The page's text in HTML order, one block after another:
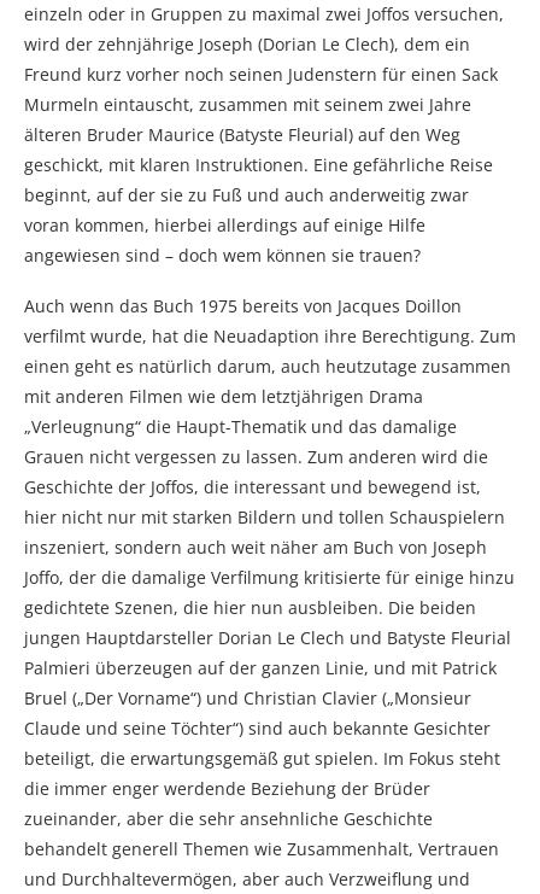
einzeln oder in Gruppen zu maximal zwei Joffos versuchen,
wird der zehnjährige Joseph (Dorian Le Clech), dem ein
Freund kurz vorher noch seinen Judenstern für einen Sack
Murmeln eintauscht, zusammen mit seinem zwei Jahre
älteren Bruder Maurice (Batyste Fleurial) auf den Weg
geschickt, mit klaren Instruktionen. Eine gefährliche Reise
beginnt, auf der sie zu Fuß und auch anderweitig zwar
voran kommen, hierbei allerdings auf einige Hilfe
angewiesen sind – doch wem können sie trauen?
Auch wenn das Buch 1975 bereits von Jacques Doillon
verfilmt wurde, hat die Neuadaption ihre Berechtigung. Zum
einen geht es natürlich darum, auch heutzutage zusammen
mit anderen Filmen wie dem letztjährigen Drama
„Verleugnung“ die Haupt-Thematik und das damalige
Grauen nicht vergessen zu lassen. Zum anderen wird die
Geschichte der Joffos, die interessant und bewegend ist,
hier nicht nur mit starken Bildern und tollen Schauspielern
inszeniert, sondern auch weit näher am Buch von Joseph
Joffo, der die damalige Verfilmung kritisierte für einige hinzu
gedichtete Szenen, die hier nun ausbleiben. Die beiden
jungen Hauptdarsteller Dorian Le Clech und Batyste Fleurial
Palmieri überzeugen auf der ganzen Linie, und mit Patrick
Bruel („Der Vorname“) und Christian Clavier („Monsieur
Claude und seine Töchter“) sind auch bekannte Gesichter
beteiligt, die erwartungsgemäß gut spielen. Im Fokus steht
die immer enger werdende Beziehung der Brüder
zueinander, aber die sehr ansehnliche Geschichte
behandelt generell Themen wie Zusammenhalt, Vertrauen
und Durchhaltevermögen, aber auch Verzweiflung und